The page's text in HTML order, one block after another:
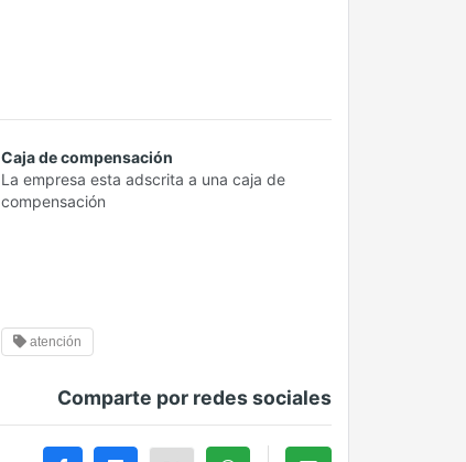
Caja de compensación
La empresa esta adscrita a una caja de
compensación
atención
Comparte por redes sociales